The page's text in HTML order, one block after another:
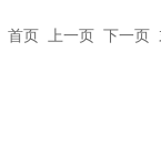
首页 上一页 下一页